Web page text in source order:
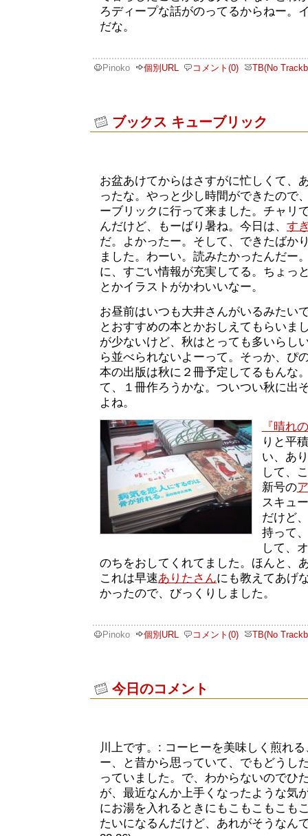
ろディープな話がのってるからねー。
だな。
Pinoko 個別URL コメント(0) TB(No
ブックス キューブリック
お盆あけてからはさすがに忙しくて、
ったな。やっと少し時間ができたので
ーブリックに行って来ました。チャリ
んだけど、もーばり暑ね。今日は、 す
だ。よかったー。そして、できたばか
ました。わーい。読みたかったんだー
に、すごい情報が充実してる。ちょっ
とかイラストがかわいいなー。
お昼前はいつも大井さんがいるみたい
とおすすめの本とかおしえてもらいま
が少ないけど、秋はとっても多いらし
ら並べられないよーって。そっか、ぴ
本の出版は秋に２冊予定してるもんな
て、１冊作ろうかな。ついつい秋に出
よね。
『晴れ
りと平
い、あ
して、
新号の
スキュ
だけど
持って
して、
のちをおしてくれてました。ほんと、
これは早速ありたさんにも教えてあげ
かったので、びっくりしました。
Pinoko 個別URL コメント(0) TB(No
今日のコメント
川上です。: コーヒーを美味しく煎れ
ー、と昔から思っていて、でもどうし
っていました。で、わからないのでひ
が、最近なんか上手くなったような気
にお湯を入れるときにもこもこもこも
たいになるんだけど、あれがそうなん